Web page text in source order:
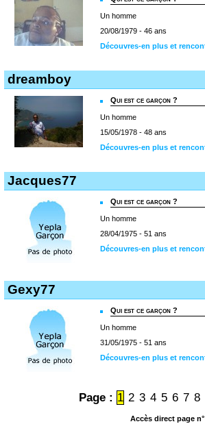
Un homme
20/08/1979 - 46 ans
Découvres-en plus et
dreamboy
Qui est ce garçon ?
Un homme
15/05/1978 - 48 ans
Découvres-en plus et
Jacques77
Qui est ce garçon ?
Un homme
28/04/1975 - 51 ans
Découvres-en plus et
Gexy77
Qui est ce garçon ?
Un homme
31/05/1975 - 51 ans
Découvres-en plus et
Page : 1 2 3 4 5 6 7 8
Accès direct page